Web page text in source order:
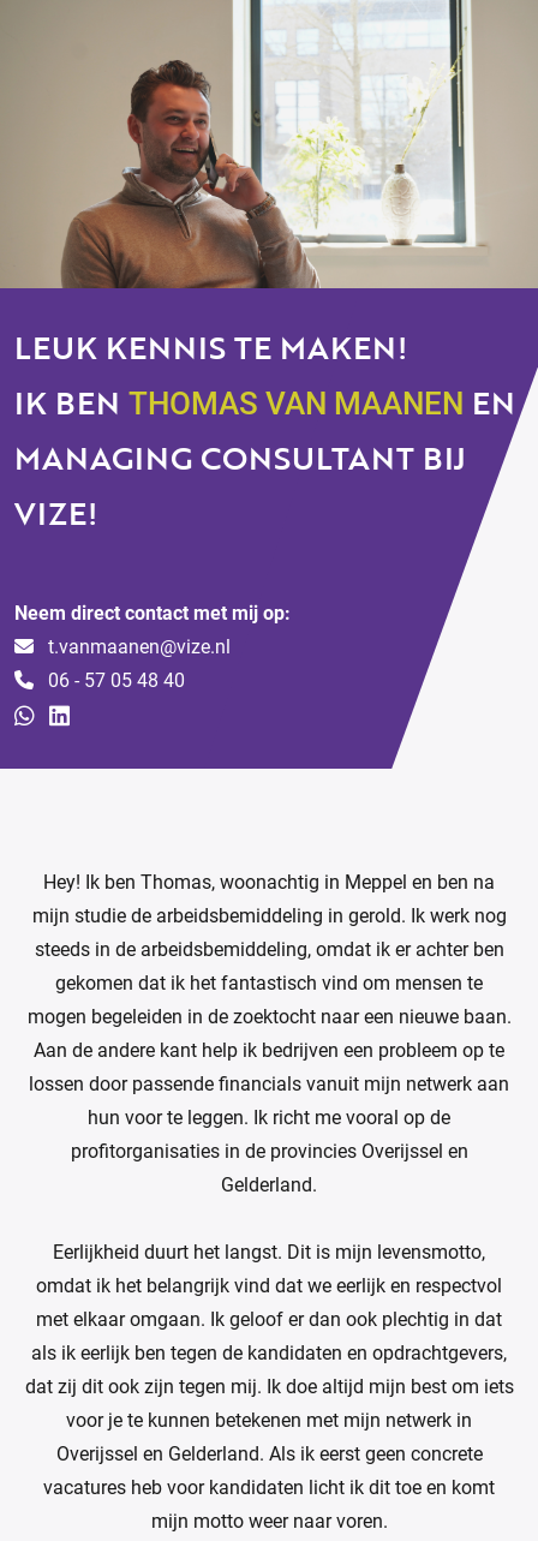
LEUK KENNIS TE MAKEN!
IK BEN THOMAS VAN MAANEN EN
MANAGING CONSULTANT BIJ
VIZE!
Neem direct contact met mij op:
t.vanmaanen@vize.nl
06 - 57 05 48 40
Hey! Ik ben Thomas, woonachtig in Meppel en ben na
mijn studie de arbeidsbemiddeling in gerold. Ik werk nog
steeds in de arbeidsbemiddeling, omdat ik er achter ben
gekomen dat ik het fantastisch vind om mensen te
mogen begeleiden in de zoektocht naar een nieuwe baan.
Aan de andere kant help ik bedrijven een probleem op te
lossen door passende financials vanuit mijn netwerk aan
hun voor te leggen. Ik richt me vooral op de
profitorganisaties in de provincies Overijssel en
Gelderland.
Eerlijkheid duurt het langst. Dit is mijn levensmotto,
omdat ik het belangrijk vind dat we eerlijk en respectvol
met elkaar omgaan. Ik geloof er dan ook plechtig in dat
als ik eerlijk ben tegen de kandidaten en opdrachtgevers,
dat zij dit ook zijn tegen mij. Ik doe altijd mijn best om iets
voor je te kunnen betekenen met mijn netwerk in
Overijssel en Gelderland. Als ik eerst geen concrete
vacatures heb voor kandidaten licht ik dit toe en komt
mijn motto weer naar voren.